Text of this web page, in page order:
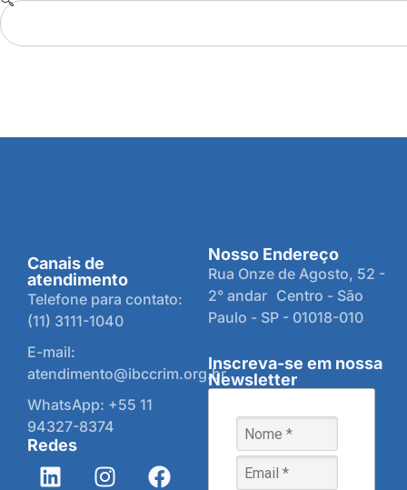
Canais de
atendimento
Telefone para contato:
(11) 3111-1040
E-mail:
atendimento@ibccrim.org.br
WhatsApp: +55 11
94327-8374
Redes
Nosso Endereço
Rua Onze de Agosto, 52 -
2° andar Centro - São
Paulo - SP - 01018-010
Inscreva-se em nossa
Newsletter